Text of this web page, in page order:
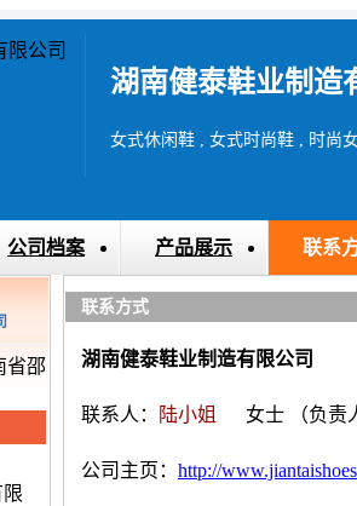
湖南健泰鞋业制造
女式休闲鞋 , 女式时尚鞋 , 时尚
公司档案 产品展示 联系
省邵
联系方式
湖南健泰鞋业制造有限公司
联系人： 陆小姐 女士 （负责
公司主页： http://